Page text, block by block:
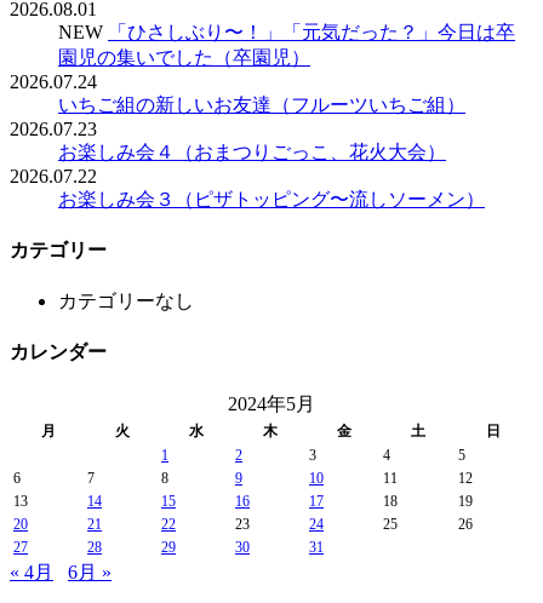
2026.08.01
NEW
「ひさしぶり〜！」「元気だった？」今日は卒
園児の集いでした（卒園児）
2026.07.24
いちご組の新しいお友達（フルーツいちご組）
2026.07.23
お楽しみ会４（おまつりごっこ、花火大会）
2026.07.22
お楽しみ会３（ピザトッピング〜流しソーメン）
カテゴリー
カテゴリーなし
カレンダー
2024年5月
月 火 水 木 金 土
日
1
2 3 4
5
6
7 8 9 10 11
12
13
14 15 16 17 18
19
20
21 22 23 24 25
26
27
28 29 30 31
« 4月 6月 »